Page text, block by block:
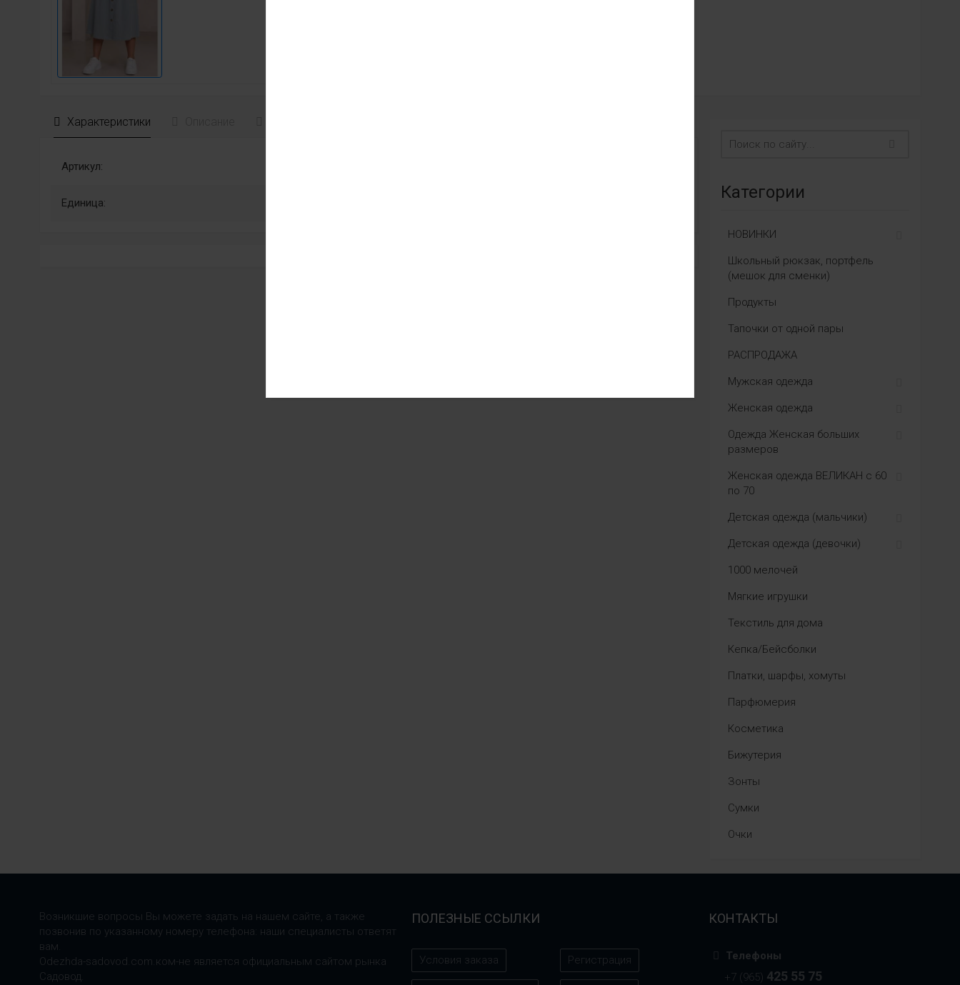
Характеристики
Артикул:
Единица:
Категории
НОВИНКИ
Школьный рюкзак, портфель
(мешок для сменки)
Продукты
Тапочки от одной пары
РАСПРОДАЖА
Мужская одежда
Женская одежда
Одежда Женская больших
размеров
Женская одежда ВЕЛИКАН с 60
по 70
Детская одежда (мальчики)
Детская одежда (девочки)
1000 мелочей
Мягкие игрушки
Текстиль для дома
Кепка/Бейсболки
Платки, шарфы, хомуты
Парфюмерия
Косметика
Бижутерия
Зонты
Сумки
Очки
Возникшие вопросы Вы можете задать на нашем сайте, а также
позвонив по указанному номеру телефона: наши специалисты ответят
вам.
Odezhda-sadovod.com.ком-не является официальным сайтом рынка
Садовод.
ПОЛЕЗНЫЕ ССЫЛКИ
Условия заказа Регистрация
КОНТАКТЫ
Телефоны
+7 (965) 425 55 75